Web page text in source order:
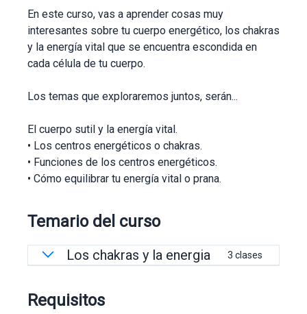
En este curso, vas a aprender cosas muy
interesantes sobre tu cuerpo energético, los chakras
y la energía vital que se encuentra escondida en
cada célula de tu cuerpo.
Los temas que exploraremos juntos, serán...
El cuerpo sutil y la energía vital.
• Los centros energéticos o chakras.
• Funciones de los centros energéticos.
• Cómo equilibrar tu energía vital o prana.
Temario del curso
Los chakras y la energia 3 clases
Guía «Eres Energía»
Requisitos